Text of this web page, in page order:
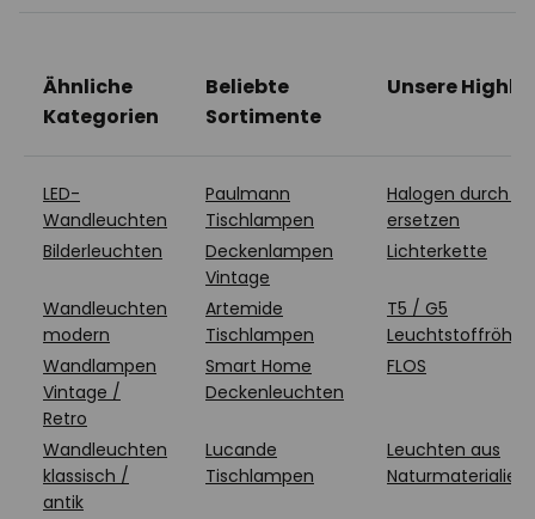
Ähnliche
Kategorien
Beliebte
Sortimente
Unsere
LED-
Wandleuchten
Paulmann
Tischlampen
Halogen durch
ersetzen
Bilderleuchten
Deckenlampen
Vintage
Lichterkette
Wandleuchten
modern
Artemide
Tischlampen
T5 / G5
Wandlampen
Vintage /
Retro
Smart Home
Deckenleuchten
FLOS
Wandleuchten
klassisch /
antik
Lucande
Tischlampen
Leuchten aus
Naturmaterialien